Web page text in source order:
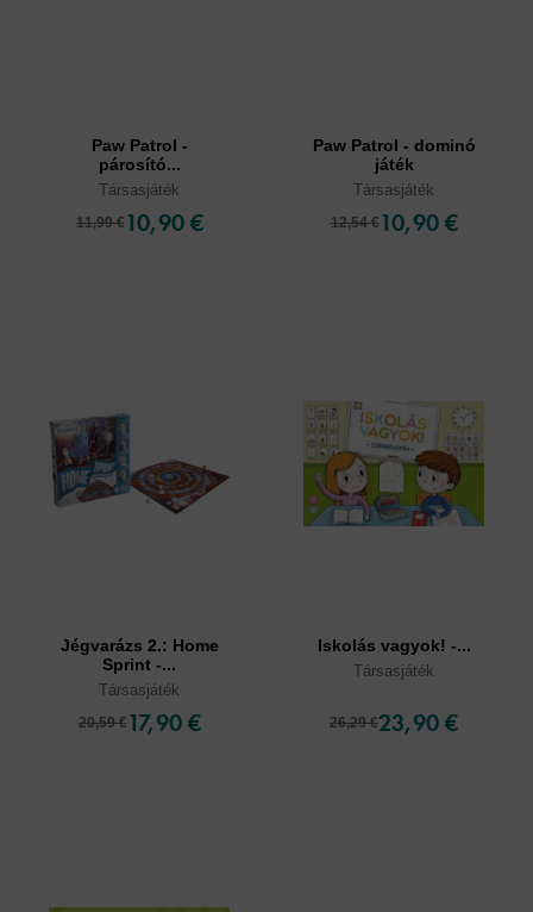
Paw Patrol -
párosító...
Társasjáték
11,99 € 10,90 €
Paw Patrol - dominó
játék
Társasjáték
12,54 € 10,90 €
Jégvarázs 2.: Home
Sprint -...
Társasjáték
20,59 € 17,90 €
Iskolás vagyok! -...
Társasjáték
26,29 €23,90 €